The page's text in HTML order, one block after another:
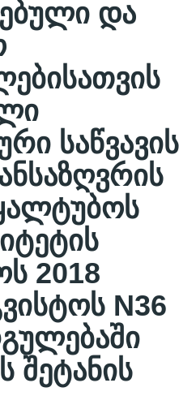
და
საწვავის
2018
N36
შეტანის